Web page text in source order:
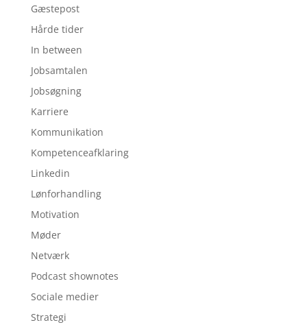
Gæstepost
Hårde tider
In between
Jobsamtalen
Jobsøgning
Karriere
Kommunikation
Kompetenceafklaring
Linkedin
Lønforhandling
Motivation
Møder
Netværk
Podcast shownotes
Sociale medier
Strategi